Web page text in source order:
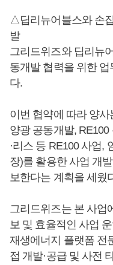
△딥리뉴어블스와 손
발
그리드위즈와 딥리뉴
동개발 협력을 위한
다.
이번 협약에 따라 양
양광 공동개발, RE100
·리스 등 RE100 사업,
장)를 활용한 사업 개
보한다는 계획을 세웠
그리드위즈는 본 사업
보 및 효율적인 사업
재생에너지 플랫폼 전
접 개발·공급 및 사전